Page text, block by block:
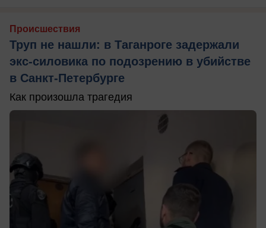
Происшествия
Труп не нашли: в Таганроге задержали
экс-силовика по подозрению в убийстве
в Санкт-Петербурге
Как произошла трагедия